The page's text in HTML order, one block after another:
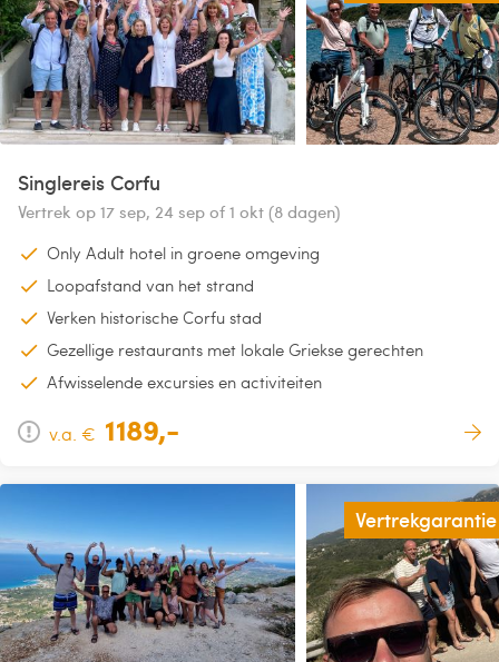
Singlereis Corfu
Vertrek op 17 sep, 24 sep of 1 okt (8 dagen)
Only Adult hotel in groene omgeving
Loopafstand van het strand
Verken historische Corfu stad
Gezellige restaurants met lokale Griekse gerechten
Afwisselende excursies en activiteiten
v.a. € 1189,-
Vertrekgarantie